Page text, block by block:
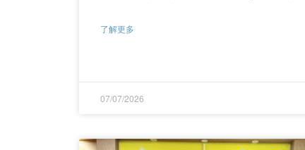
了解更多
07/07/2026